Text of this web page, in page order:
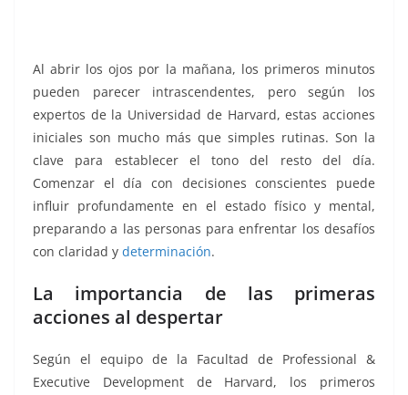
Al abrir los ojos por la mañana, los primeros minutos
pueden parecer intrascendentes, pero según los
expertos de la Universidad de Harvard, estas acciones
iniciales son mucho más que simples rutinas. Son la
clave para establecer el tono del resto del día.
Comenzar el día con decisiones conscientes puede
influir profundamente en el estado físico y mental,
preparando a las personas para enfrentar los desafíos
con claridad y determinación.
La importancia de las primeras
acciones al despertar
Según el equipo de la Facultad de Professional &
Executive Development de Harvard, los primeros